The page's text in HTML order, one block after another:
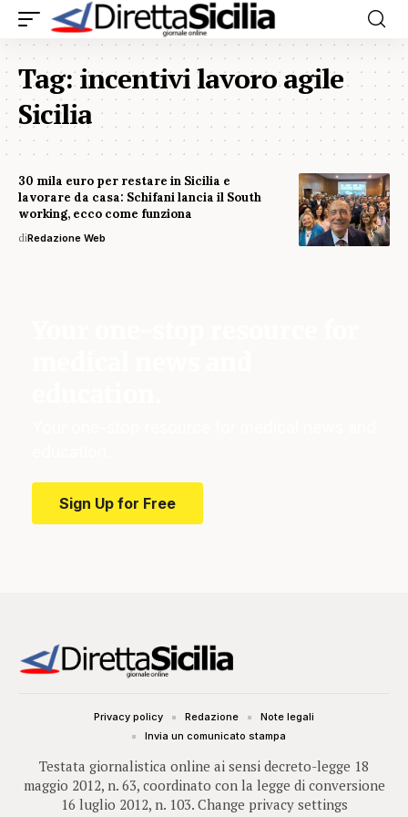
Tag:incentivi lavoro agile
Sicilia
30 mila euro per restare in Sicilia e
lavorare da casa: Schifani lancia il South
working, ecco come funziona
diRedazione Web
Sign Up for Free
Testata giornalistica online ai sensi decreto-legge 18
maggio 2012, n. 63, coordinato con la legge di conversione
16 luglio 2012, n. 103. Change privacy settings
Privacy policy Redazione
Note legali
Invia un comunicato stampa